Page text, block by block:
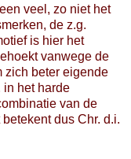
veel, zo niet het
de z.g.
is hier het
vanwege de
zich beter eigende
in het harde
van de
dus Chr. d.i.